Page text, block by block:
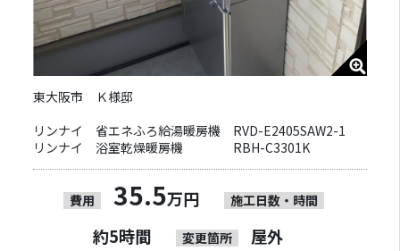
東大阪市 Ｋ様邸
リンナイ 省エネふろ給湯暖房機 RVD-E2405SAW2-1
リンナイ 浴室乾燥暖房機 RBH-C3301K
費用 35.5万円 施工日数・時間
約5時間 変更箇所 屋外